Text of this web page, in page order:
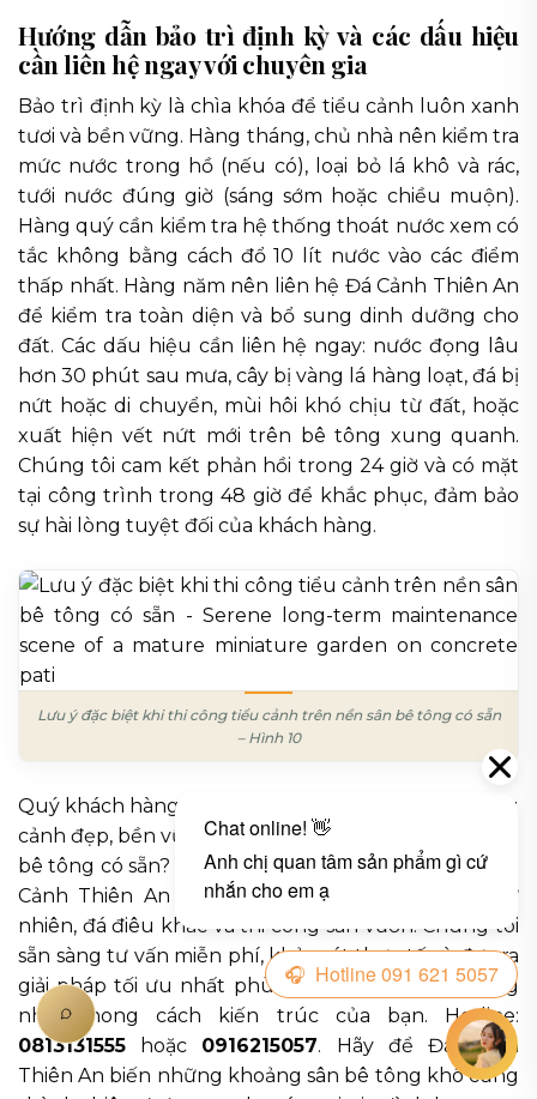
Hướng dẫn bảo trì định kỳ và các dấu hiệu
cần liên hệ ngay với chuyên gia
Bảo trì định kỳ là chìa khóa để tiểu cảnh luôn xanh
tươi và bền vững. Hàng tháng, chủ nhà nên kiểm tra
mức nước trong hồ (nếu có), loại bỏ lá khô và rác,
tưới nước đúng giờ (sáng sớm hoặc chiều muộn).
Hàng quý cần kiểm tra hệ thống thoát nước xem có
tắc không bằng cách đổ 10 lít nước vào các điểm
thấp nhất. Hàng năm nên liên hệ Đá Cảnh Thiên An
để kiểm tra toàn diện và bổ sung dinh dưỡng cho
đất. Các dấu hiệu cần liên hệ ngay: nước đọng lâu
hơn 30 phút sau mưa, cây bị vàng lá hàng loạt, đá bị
nứt hoặc di chuyển, mùi hôi khó chịu từ đất, hoặc
xuất hiện vết nứt mới trên bê tông xung quanh.
Chúng tôi cam kết phản hồi trong 24 giờ và có mặt
tại công trình trong 48 giờ để khắc phục, đảm bảo
sự hài lòng tuyệt đối của khách hàng.
Lưu ý đặc biệt khi thi công tiểu cảnh trên nền sân bê tông có sẵn
– Hình 10
Quý khách hàng đang mong muốn sở hữu một tiểu
cảnh đẹp, bền vững và phong thủy tốt trên nền sân
bê tông có sẵn? Đừng ngần ngại liên hệ ngay với Đá
Cảnh Thiên An – chuyên gia hàng đầu về đá tự
nhiên, đá điêu khắc và thi công sân vườn. Chúng tôi
sẵn sàng tư vấn miễn phí, khảo sát thực tế và đưa ra
giải pháp tối ưu nhất phù hợp với ngân sách cũng
như phong cách kiến trúc của bạn. Hotline:
0813131555 hoặc 0916215057. Hãy để Đá Cảnh
Thiên An biến những khoảng sân bê tông khô cứng